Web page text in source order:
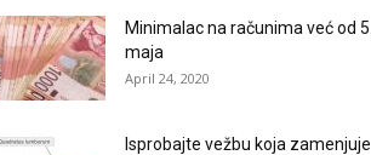
Minimalac na računima već od 5.
maja
April 24, 2020
Isprobajte vežbu koja zamenjuje